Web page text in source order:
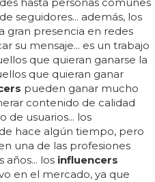
seguidores... además, los
gran presencia en redes
su mensaje... es un trabajo
que quieran ganarse la
que quieran ganar
pueden ganar mucho
contenido de calidad
de usuarios... los
hace algún tiempo, pero
una de las profesiones
años... los influencers
en el mercado, ya que